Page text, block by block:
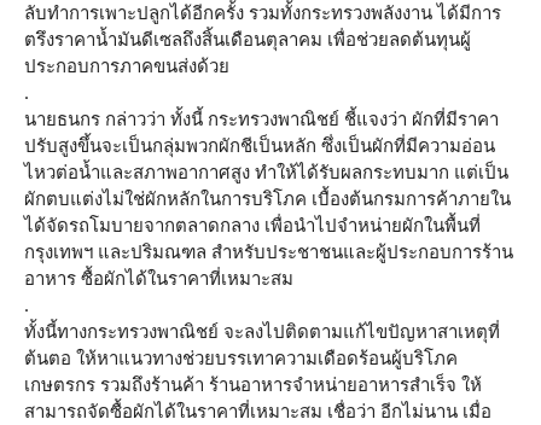
ลับทำการเพาะปลูกได้อีกครั้ง รวมทั้งกระทรวงพลังงาน ได้มีการ
ตรึงราคาน้ำมันดีเซลถึงสิ้นเดือนตุลาคม เพื่อช่วยลดต้นทุนผู้
ประกอบการภาคขนส่งด้วย
.
นายธนกร กล่าวว่า ทั้งนี้ กระทรวงพาณิชย์ ชี้แจงว่า ผักที่มีราคา
ปรับสูงขึ้นจะเป็นกลุ่มพวกผักชีเป็นหลัก ซึ่งเป็นผักที่มีความอ่อน
ไหวต่อน้ำและสภาพอากาศสูง ทำให้ได้รับผลกระทบมาก แต่เป็น
ผักตบแต่งไม่ใช่ผักหลักในการบริโภค เบื้องต้นกรมการค้าภายใน
ได้จัดรถโมบายจากตลาดกลาง เพื่อนำไปจำหน่ายผักในพื้นที่
กรุงเทพฯ และปริมณฑล สำหรับประชาชนและผู้ประกอบการร้าน
อาหาร ซื้อผักได้ในราคาที่เหมาะสม
.
ทั้งนี้ทางกระทรวงพาณิชย์ จะลงไปติดตามแก้ไขปัญหาสาเหตุที่
ต้นตอ ให้หาแนวทางช่วยบรรเทาความเดือดร้อนผู้บริโภค
เกษตรกร รวมถึงร้านค้า ร้านอาหารจำหน่ายอาหารสำเร็จ ให้
สามารถจัดซื้อผักได้ในราคาที่เหมาะสม เชื่อว่า อีกไม่นาน เมื่อ